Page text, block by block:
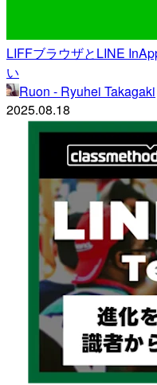
LIFFブラウザとLINE
い
Ruon - Ryuhei Takagaki
2025.08.18